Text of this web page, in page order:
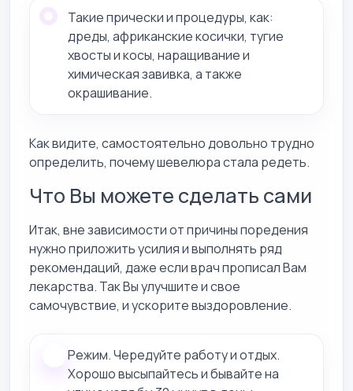
Такие прически и процедуры, как:
дреды, африканские косички, тугие
хвосты и косы, наращивание и
химическая завивка, а также
окрашивание.
Как видите, самостоятельно довольно трудно
определить, почему шевелюра стала редеть.
Что Вы можете сделать сами
Итак, вне зависимости от причины поредения
нужно приложить усилия и выполнять ряд
рекомендаций, даже если врач прописал Вам
лекарства. Так Вы улучшите и свое
самочувствие, и ускорите выздоровление.
Режим. Чередуйте работу и отдых.
Хорошо высыпайтесь и бывайте на